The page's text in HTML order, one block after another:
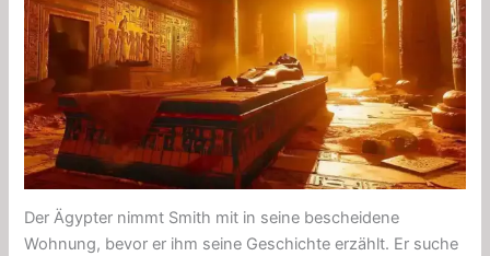
Der Ägypter nimmt Smith mit in seine bescheidene
Wohnung, bevor er ihm seine Geschichte erzählt. Er suche